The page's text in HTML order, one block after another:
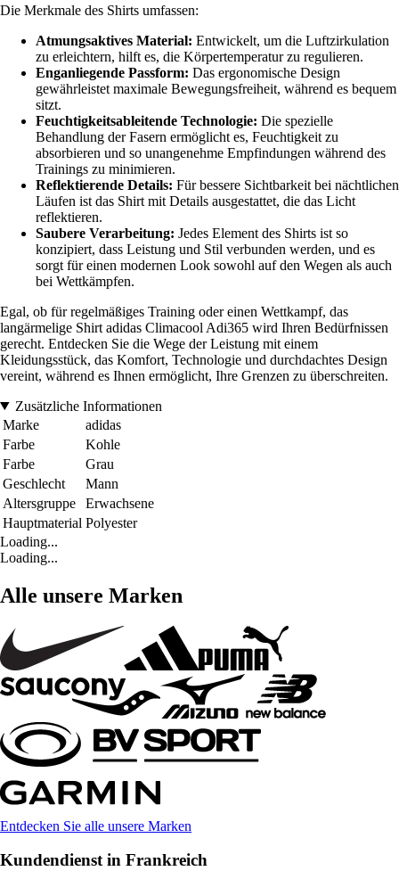
Die Merkmale des Shirts umfassen:
Atmungsaktives Material: Entwickelt, um die Luftzirkulation
zu erleichtern, hilft es, die Körpertemperatur zu regulieren.
Enganliegende Passform: Das ergonomische Design
gewährleistet maximale Bewegungsfreiheit, während es bequem
sitzt.
Feuchtigkeitsableitende Technologie: Die spezielle
Behandlung der Fasern ermöglicht es, Feuchtigkeit zu
absorbieren und so unangenehme Empfindungen während des
Trainings zu minimieren.
Reflektierende Details: Für bessere Sichtbarkeit bei nächtlichen
Läufen ist das Shirt mit Details ausgestattet, die das Licht
reflektieren.
Saubere Verarbeitung: Jedes Element des Shirts ist so
konzipiert, dass Leistung und Stil verbunden werden, und es
sorgt für einen modernen Look sowohl auf den Wegen als auch
bei Wettkämpfen.
Egal, ob für regelmäßiges Training oder einen Wettkampf, das
langärmelige Shirt adidas Climacool Adi365 wird Ihren Bedürfnissen
gerecht. Entdecken Sie die Wege der Leistung mit einem
Kleidungsstück, das Komfort, Technologie und durchdachtes Design
vereint, während es Ihnen ermöglicht, Ihre Grenzen zu überschreiten.
Zusätzliche Informationen
Marke
adidas
Farbe
Kohle
Farbe
Grau
Geschlecht
Mann
Altersgruppe
Erwachsene
Hauptmaterial Polyester
Loading...
Loading...
Alle unsere Marken
Entdecken Sie alle unsere Marken
Kundendienst in Frankreich